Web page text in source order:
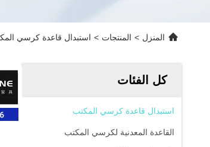
المنزل > المنتجات > استبدال قاعدة كرسي
كل الفئات
استبدال قاعدة كرسي المكتب
القاعدة المعدنية لكرسي المكتب